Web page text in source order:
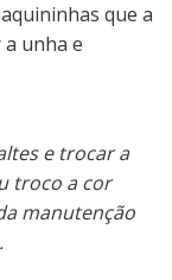
que a
unha e
e trocar a
troco a cor
manutenção